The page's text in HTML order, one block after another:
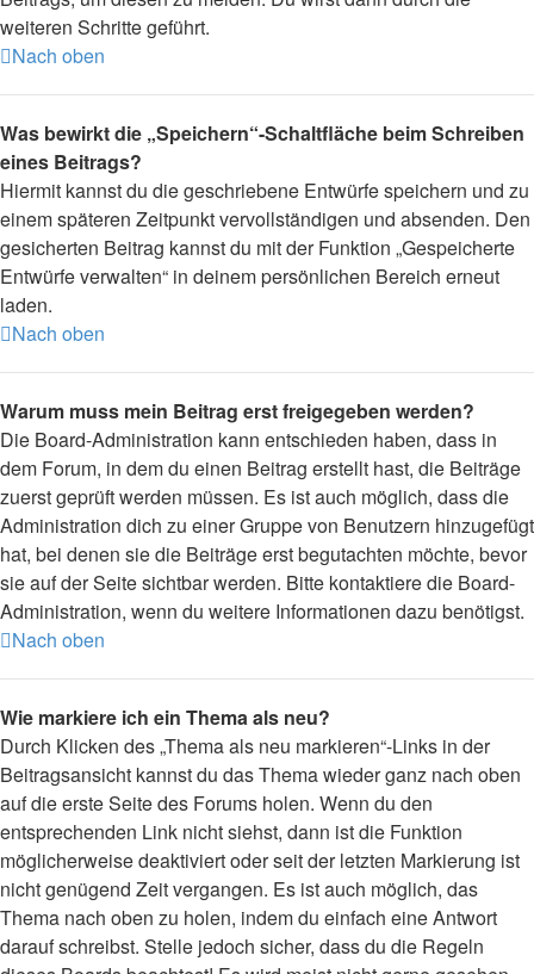
weiteren Schritte geführt.
Nach oben
Was bewirkt die „Speichern“-Schaltfläche beim Schreiben
eines Beitrags?
Hiermit kannst du die geschriebene Entwürfe speichern und zu
einem späteren Zeitpunkt vervollständigen und absenden. Den
gesicherten Beitrag kannst du mit der Funktion „Gespeicherte
Entwürfe verwalten“ in deinem persönlichen Bereich erneut
laden.
Nach oben
Warum muss mein Beitrag erst freigegeben werden?
Die Board-Administration kann entschieden haben, dass in
dem Forum, in dem du einen Beitrag erstellt hast, die Beiträge
zuerst geprüft werden müssen. Es ist auch möglich, dass die
Administration dich zu einer Gruppe von Benutzern hinzugefügt
hat, bei denen sie die Beiträge erst begutachten möchte, bevor
sie auf der Seite sichtbar werden. Bitte kontaktiere die Board-
Administration, wenn du weitere Informationen dazu benötigst.
Nach oben
Wie markiere ich ein Thema als neu?
Durch Klicken des „Thema als neu markieren“-Links in der
Beitragsansicht kannst du das Thema wieder ganz nach oben
auf die erste Seite des Forums holen. Wenn du den
entsprechenden Link nicht siehst, dann ist die Funktion
möglicherweise deaktiviert oder seit der letzten Markierung ist
nicht genügend Zeit vergangen. Es ist auch möglich, das
Thema nach oben zu holen, indem du einfach eine Antwort
darauf schreibst. Stelle jedoch sicher, dass du die Regeln